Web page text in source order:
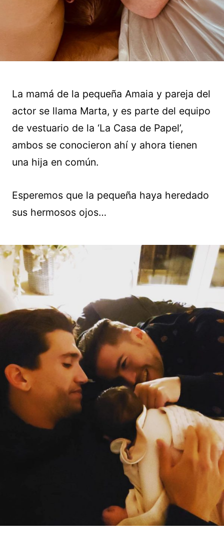
La mamá de la pequeña Amaia y pareja del
actor se llama Marta, y es parte del equipo
de vestuario de la ‘La Casa de Papel’,
ambos se conocieron ahí y ahora tienen
una hija en común.
Esperemos que la pequeña haya heredado
sus hermosos ojos…